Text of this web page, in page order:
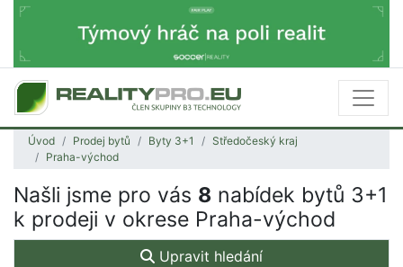
Úvod Prodej bytů Byty 3+1
Středočeský kraj
Praha-východ
Našli jsme pro vás 8 nabídek bytů 3+1
k prodeji v okrese Praha-východ
Upravit hledání